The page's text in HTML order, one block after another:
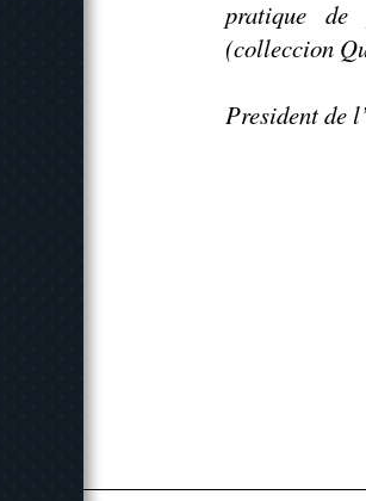
pratique de
(colleccion
President de